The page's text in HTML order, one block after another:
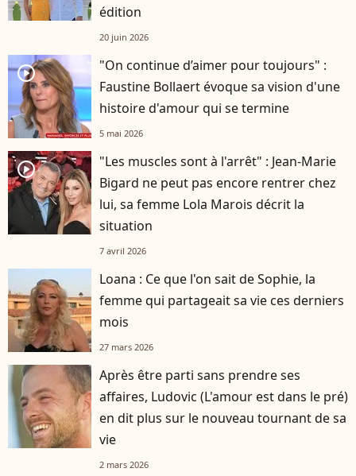
édition
20 juin 2026
player2
"On continue d’aimer pour toujours" :
Faustine Bollaert évoque sa vision d'une
histoire d'amour qui se termine
5 mai 2026
player2
"Les muscles sont à l'arrêt" : Jean-Marie
Bigard ne peut pas encore rentrer chez
lui, sa femme Lola Marois décrit la
situation
7 avril 2026
Loana : Ce que l'on sait de Sophie, la
femme qui partageait sa vie ces derniers
mois
27 mars 2026
Après être parti sans prendre ses
affaires, Ludovic (L'amour est dans le pré)
en dit plus sur le nouveau tournant de sa
vie
2 mars 2026